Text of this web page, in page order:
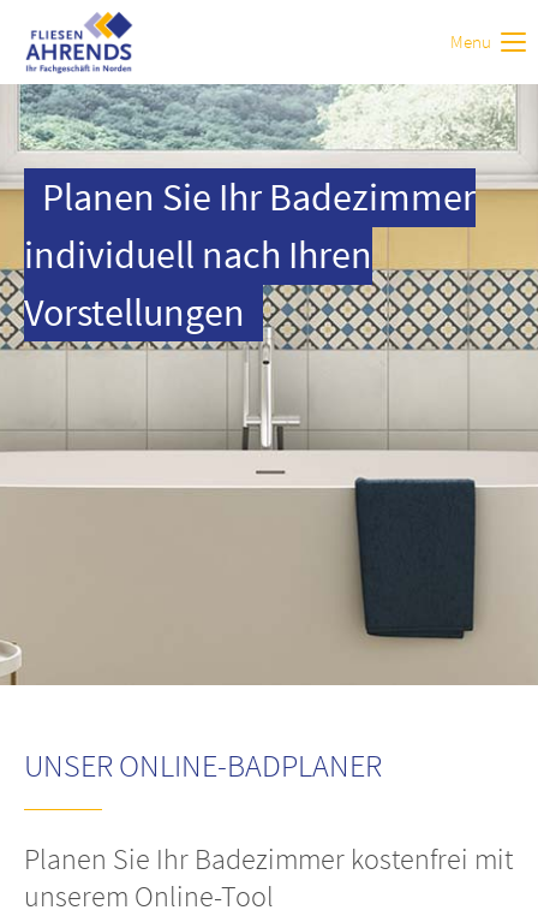
Login
Benutzername
Support
We offer support for our customers
Zertifizierungen
Menu
Planen Sie Ihr Badezimmer
individuell nach Ihren
Vorstellungen
UNSER ONLINE-BADPLANER
Planen Sie Ihr Badezimmer kostenfrei mit
unserem Online-Tool